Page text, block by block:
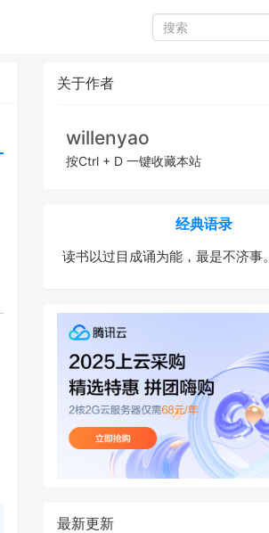
关于作者
willenyao
按Ctrl + D 一键收藏本站
经典语录
读书以过目成诵为能，最是不济事。
最新更新